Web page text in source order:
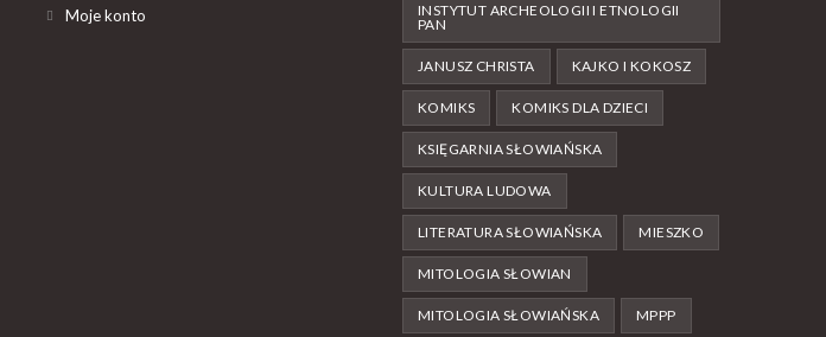
Moje konto
INSTYTUT ARCHEOLOGII I ETNOLOGII
PAN
JANUSZ CHRISTA KAJKO I KOKOSZ
KOMIKS KOMIKS DLA DZIECI
KSIĘGARNIA SŁOWIAŃSKA
KULTURA LUDOWA
LITERATURA SŁOWIAŃSKA MIESZKO
MITOLOGIA SŁOWIAN
MITOLOGIA SŁOWIAŃSKA MPPP